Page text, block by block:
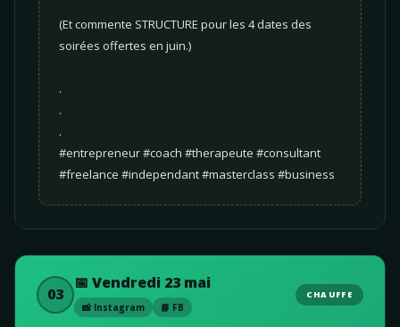
(Et commente STRUCTURE pour les 4 dates des
soirées offertes en juin.)
.
.
.
#entrepreneur #coach #therapeute #consultant
#freelance #independant #masterclass #business
03
📅 Vendredi 23 mai
📸 Instagram 📘 FB
CHAUFFE